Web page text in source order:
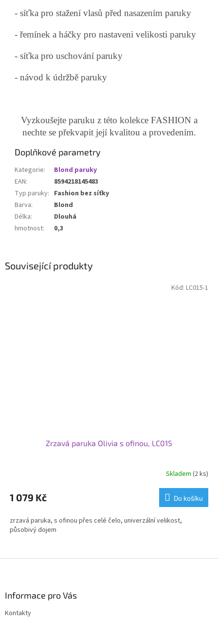
Související produkty
Zrzavá paruka Olivia s ofinou, LC015
Skladem (2 ks)
1 079 Kč Do košíku
zrzavá paruka, s ofinou přes celé čelo, univerzální velikost,
působivý dojem
Kód: LC015-1
- síťka pro stažení vlasů před nasazením paruky
- řemínek a háčky pro nastaveni velikosti paruky
- síťka pro uschování paruky
- návod k údržbě paruky
Vyzkoušejte paruku z této kolekce FASHION a
nechte se překvapit její kvalitou a provedením.
Doplňkové parametry
Kategorie:
Blond paruky
EAN:
8594218145483
Typ paruky: Fashion bez síťky
Barva:
Blond
Délka:
Dlouhá
hmotnost: 0,3
Informace pro Vás
Kontakty